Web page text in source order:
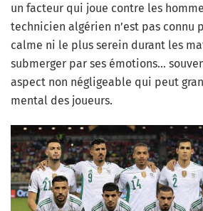
un facteur qui joue contre les
technicien algérien n’est pas connu
calme ni le plus serein durant les
submerger par ses émotions…
aspect non négligeable qui peut
mental des joueurs.